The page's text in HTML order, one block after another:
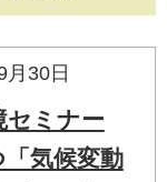
月30日
セミナー
「気候変動